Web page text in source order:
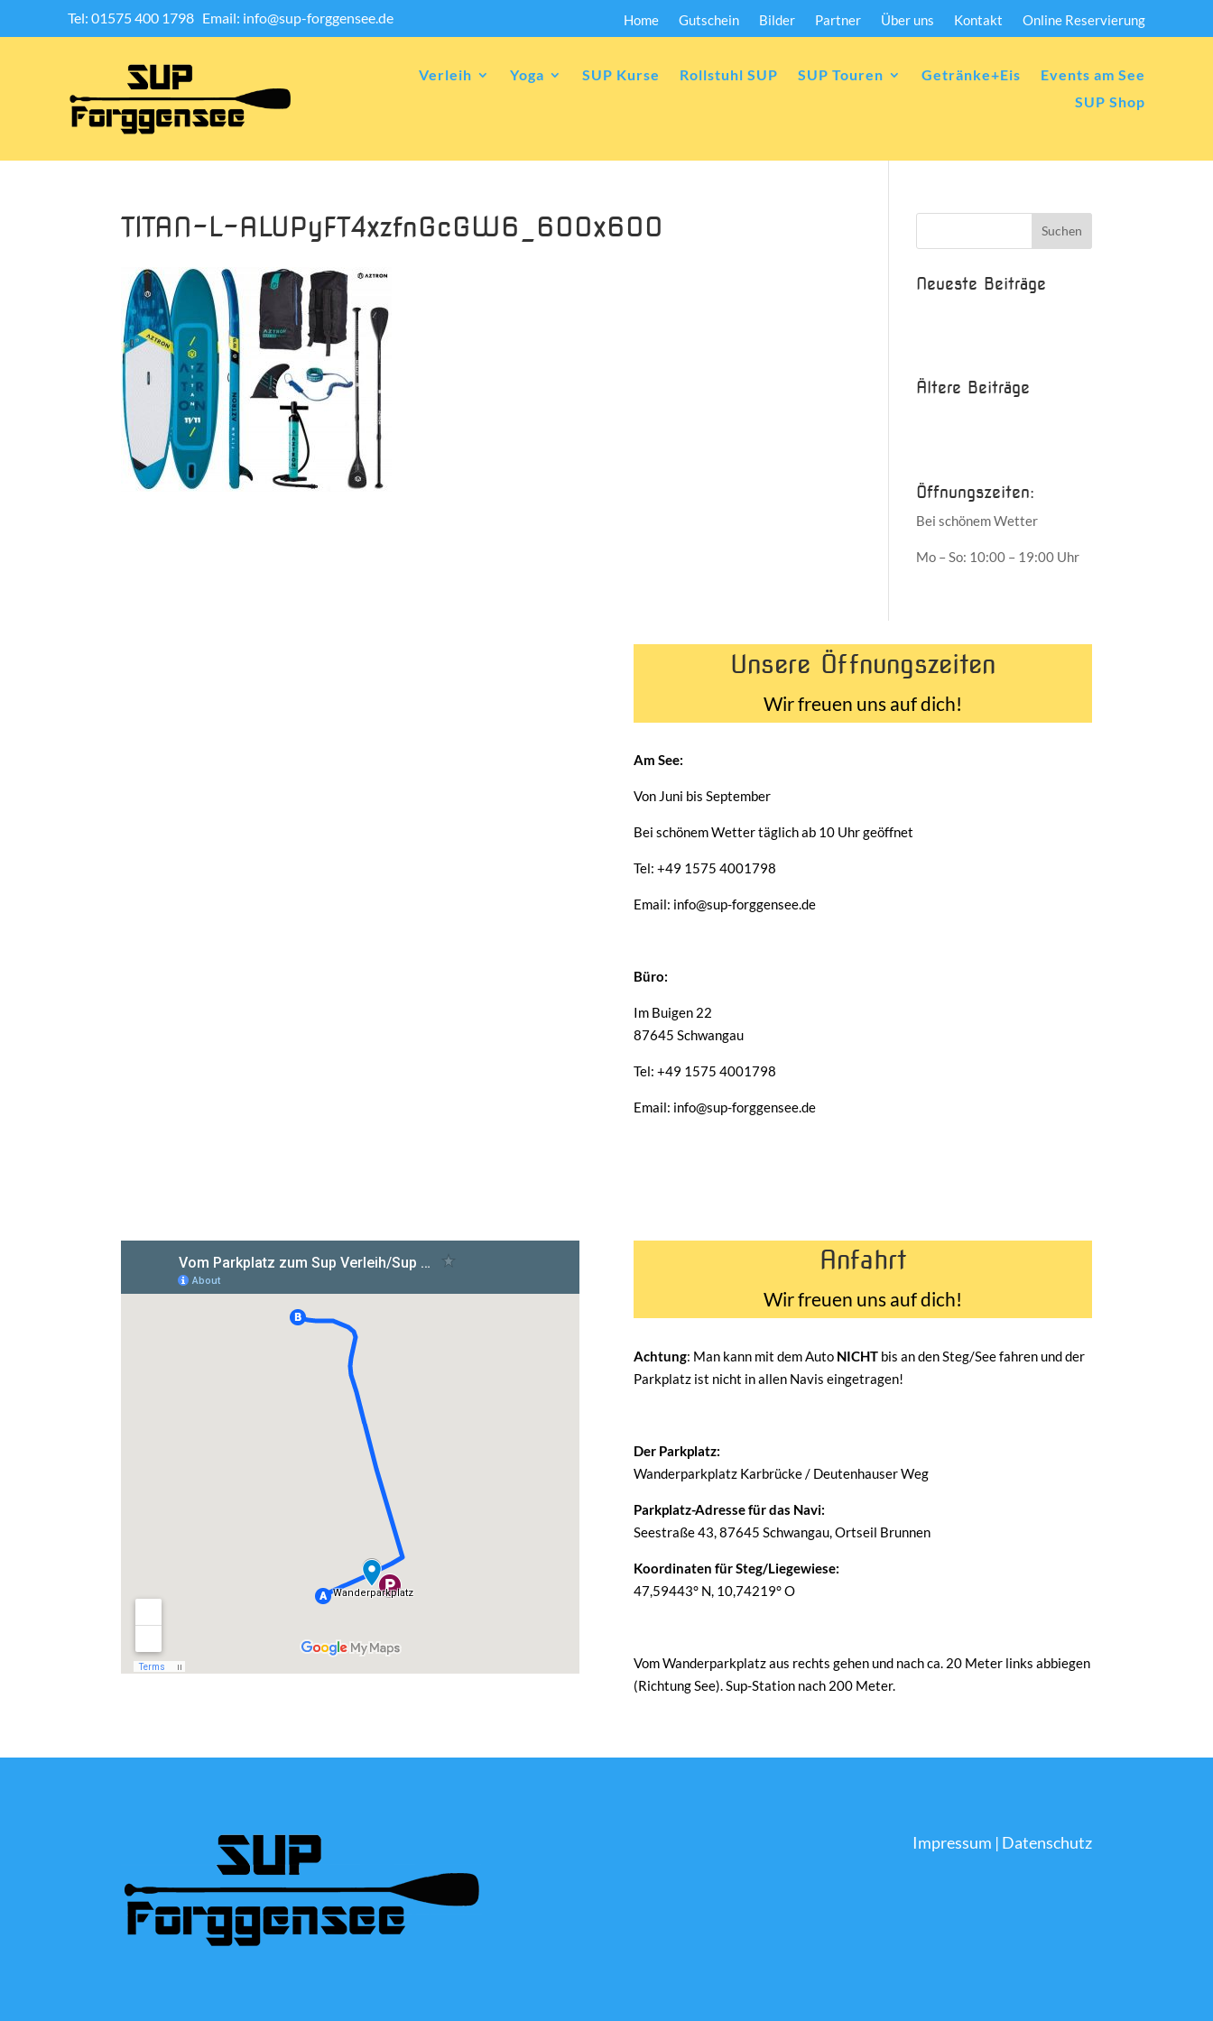
Tel: 01575 400 1798 Email: info@sup-forggensee.de Home Gutschein Bilder Partner Über uns Kontakt Online Reservierung
Verleih Yoga SUP Kurse Rollstuhl SUP SUP Touren Getränke+Eis
Events am See
SUP Shop
TITAN-L-ALUPyFT4xzfnGcGW6_600x600
Neueste Beiträge
Ältere Beiträge
Öffnungszeiten:
Bei schönem Wetter
Mo – So: 10:00 – 19:00 Uhr
Unsere Öffnungszeiten
Wir freuen uns auf dich!
Am See:
Von Juni bis September
Bei schönem Wetter täglich ab 10 Uhr geöffnet
Tel: +49 1575 4001798
Email: info@sup-forggensee.de
Büro:
Im Buigen 22
87645 Schwangau
Tel: +49 1575 4001798
Email: info@sup-forggensee.de
Anfahrt
Wir freuen uns auf dich!
Achtung: Man kann mit dem Auto NICHT bis an den Steg/See fahren und der
Parkplatz ist nicht in allen Navis eingetragen!
Der Parkplatz:
Wanderparkplatz Karbrücke / Deutenhauser Weg
Parkplatz-Adresse für das Navi:
Seestraße 43, 87645 Schwangau, Ortseil Brunnen
Koordinaten für Steg/Liegewiese:
47,59443° N, 10,74219° O
Vom Wanderparkplatz aus rechts gehen und nach ca. 20 Meter links abbiegen
(Richtung See). Sup-Station nach 200 Meter.
Impressum | Datenschutz